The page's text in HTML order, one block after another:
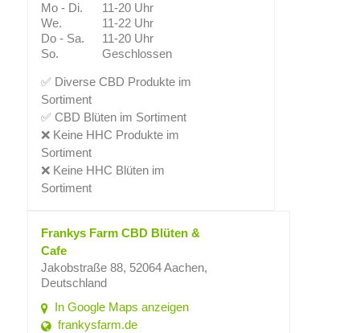
Mo - Di.
11-20 Uhr
We.
11-22 Uhr
Do - Sa.
11-20 Uhr
So.
Geschlossen
✅ Diverse CBD Produkte im
Sortiment
✅ CBD Blüten im Sortiment
❌ Keine HHC Produkte im
Sortiment
❌ Keine HHC Blüten im
Sortiment
Frankys Farm CBD Blüten &
Cafe
Jakobstraße 88, 52064 Aachen,
Deutschland
In Google Maps anzeigen
frankysfarm.de